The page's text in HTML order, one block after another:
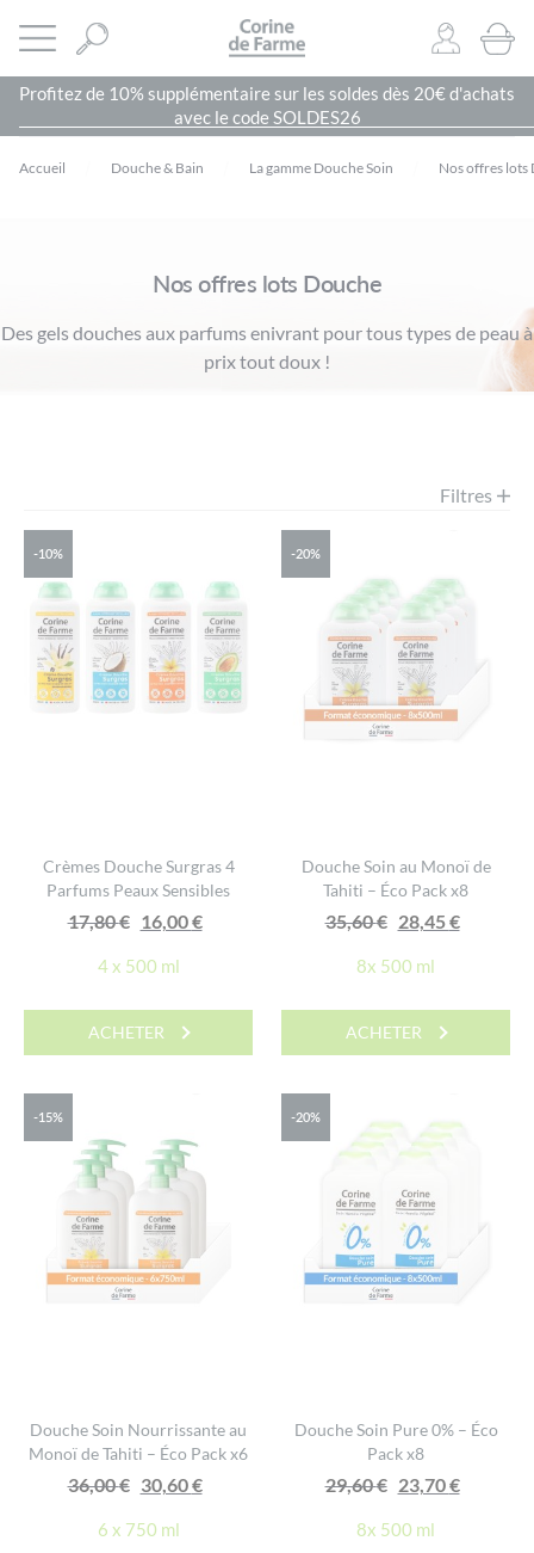
Ouvrir le menu CORINE DE FARME SITE OFFICIEL
0
Profitez de 10% supplémentaire sur les soldes dès 20€ d'achats
avec le code SOLDES26
Accueil Douche & Bain La gamme Douche Soin Nos offres lots
Nos offres lots Douche
Des gels douches aux parfums enivrant pour tous types de peau à
prix tout doux !
Filtres
-10%
Crèmes Douche Surgras 4
Parfums Peaux Sensibles
17,80€ Le
initial
était :
17,80 €.
16,00€
est :
4 x 500 ml
ACHETER
-20%
Douche Soin au Monoï de
Tahiti – Éco Pack x8
35,60€ Le
initial
était :
35,60 €.
28,45€
est :
8x 500 ml
ACHETER
-15%
Douche Soin Nourrissante au
Monoï de Tahiti – Éco Pack x6
36,00€ Le
initial
30,60€
6 x 750 ml
-20%
Douche Soin Pure 0% – Éco
Pack x8
29,60€ Le
initial
23,70€
8x 500 ml